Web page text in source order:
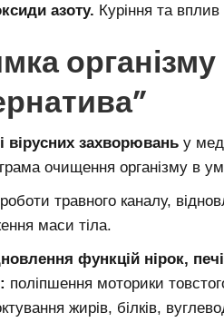
азоту. Куріння та
вірусних захворювань у
очищення організму в
травного каналу,
маси тіла.
функцій нірок,
поліпшення моторики
жирів, білків,